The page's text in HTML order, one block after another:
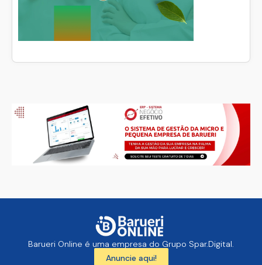
Barueri Online é uma empresa do Grupo Spar.Digital.
Anuncie aqui!